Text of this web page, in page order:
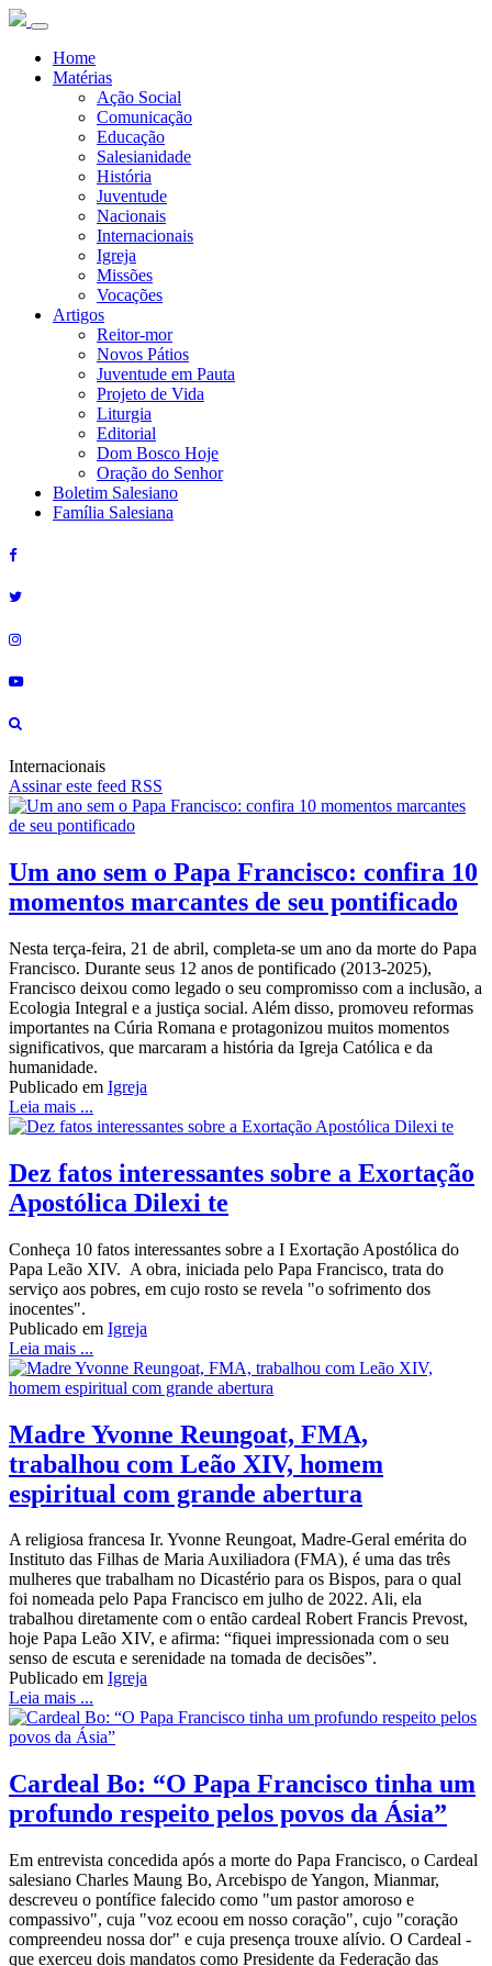
Home
Matérias
Ação Social
Comunicação
Educação
Salesianidade
História
Juventude
Nacionais
Internacionais
Igreja
Missões
Vocações
Artigos
Reitor-mor
Novos Pátios
Juventude em Pauta
Projeto de Vida
Liturgia
Editorial
Dom Bosco Hoje
Oração do Senhor
Boletim Salesiano
Família Salesiana
Internacionais
Assinar este feed RSS
Um ano sem o Papa Francisco: confira 10
momentos marcantes de seu pontificado
Nesta terça-feira, 21 de abril, completa-se um ano da morte do Papa
Francisco. Durante seus 12 anos de pontificado (2013-2025),
Francisco deixou como legado o seu compromisso com a inclusão, a
Ecologia Integral e a justiça social. Além disso, promoveu reformas
importantes na Cúria Romana e protagonizou muitos momentos
significativos, que marcaram a história da Igreja Católica e da
humanidade.
Publicado em Igreja
Leia mais ...
Dez fatos interessantes sobre a Exortação
Apostólica Dilexi te
Conheça 10 fatos interessantes sobre a I Exortação Apostólica do
Papa Leão XIV. A obra, iniciada pelo Papa Francisco, trata do
serviço aos pobres, em cujo rosto se revela "o sofrimento dos
inocentes".
Publicado em Igreja
Leia mais ...
Madre Yvonne Reungoat, FMA,
trabalhou com Leão XIV, homem
espiritual com grande abertura
A religiosa francesa Ir. Yvonne Reungoat, Madre-Geral emérita do
Instituto das Filhas de Maria Auxiliadora (FMA), é uma das três
mulheres que trabalham no Dicastério para os Bispos, para o qual
foi nomeada pelo Papa Francisco em julho de 2022. Ali, ela
trabalhou diretamente com o então cardeal Robert Francis Prevost,
hoje Papa Leão XIV, e afirma: “fiquei impressionada com o seu
senso de escuta e serenidade na tomada de decisões”.
Publicado em Igreja
Leia mais ...
Cardeal Bo: “O Papa Francisco tinha um
profundo respeito pelos povos da Ásia”
Em entrevista concedida após a morte do Papa Francisco, o Cardeal
salesiano Charles Maung Bo, Arcebispo de Yangon, Mianmar,
descreveu o pontífice falecido como "um pastor amoroso e
compassivo", cuja "voz ecoou em nosso coração", cujo "coração
compreendeu nossa dor" e cuja presença trouxe alívio. O Cardeal -
que exerceu dois mandatos como Presidente da Federação das